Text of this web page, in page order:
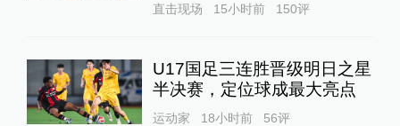
直击现场 15小时前 150评
U17国足三连胜晋级明日之星
半决赛，定位球成最大亮点
运动家 18小时前 56评